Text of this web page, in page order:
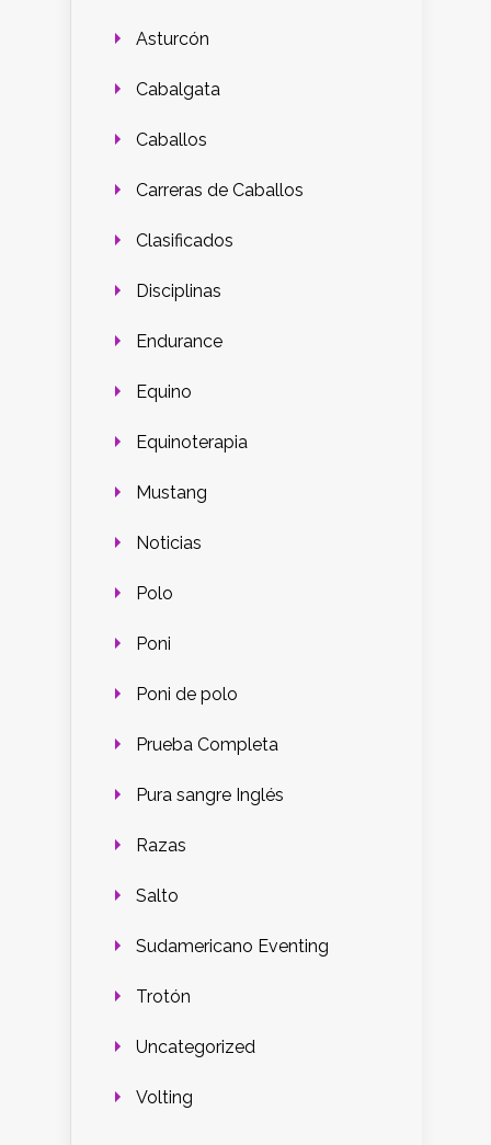
Asturcón
Cabalgata
Caballos
Carreras de Caballos
Clasificados
Disciplinas
Endurance
Equino
Equinoterapia
Mustang
Noticias
Polo
Poni
Poni de polo
Prueba Completa
Pura sangre Inglés
Razas
Salto
Sudamericano Eventing
Trotón
Uncategorized
Volting